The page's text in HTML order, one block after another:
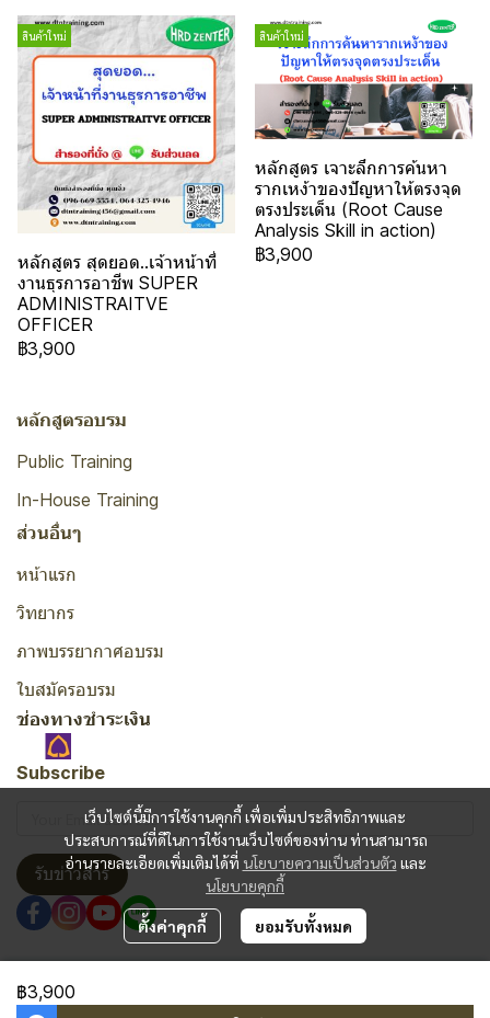
สินค้าใหม่
หลักสูตร สุดยอด..เจ้าหน้าที่
งานธุรการอาชีพ SUPER
ADMINISTRAITVE
OFFICER
฿3,900
สินค้าใหม่
หลักสูตร เจาะลึกการค้นหา
รากเหง้าของปัญหาให้ตรงจุด
ตรงประเด็น (Root Cause
Analysis Skill in action)
฿3,900
฿3,900
เว็บไซต์นี้มีการใช้งานคุกกี้ เพื่อเพิ่มประสิทธิภาพและ
ประสบการณ์ที่ดีในการใช้งานเว็บไซต์ของท่าน ท่านสามารถ
อ่านรายละเอียดเพิ่มเติมได้ที่ นโยบายความเป็นส่วนตัว และ
นโยบายคุกกี้
ตั้งค่าคุกกี้ ยอมรับทั้งหมด
หลักสูตรอบรม
Public Training
In-House Training
ส่วนอื่นๆ
หน้าแรก
วิทยากร
ภาพบรรยากาศอบรม
ใบสมัครอบรม
ช่องทางชำระเงิน
Subscribe
รับข่าวสาร
ผู้เข้าชมวันนี้836